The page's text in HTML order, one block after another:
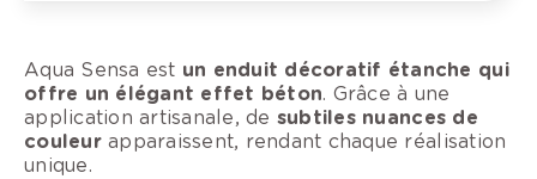
Aqua Sensa est un enduit décoratif étanche qui
offre un élégant effet béton. Grâce à une
application artisanale, de subtiles nuances de
couleurapparaissent, rendant chaque réalisation
unique.